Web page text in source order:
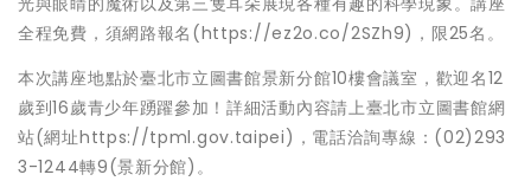
全程免費，須網路報名(https://ez2o.co/2SZh9)，限25名。
本次講座地點於臺北市立圖書館景新分館10樓會議室，歡迎名12
歲到16歲青少年踴躍參加！詳細活動內容請上臺北市立圖書館網
站(網址https://tpml.gov.taipei)，電話洽詢專線：(02)293
3-1244轉9(景新分館)。